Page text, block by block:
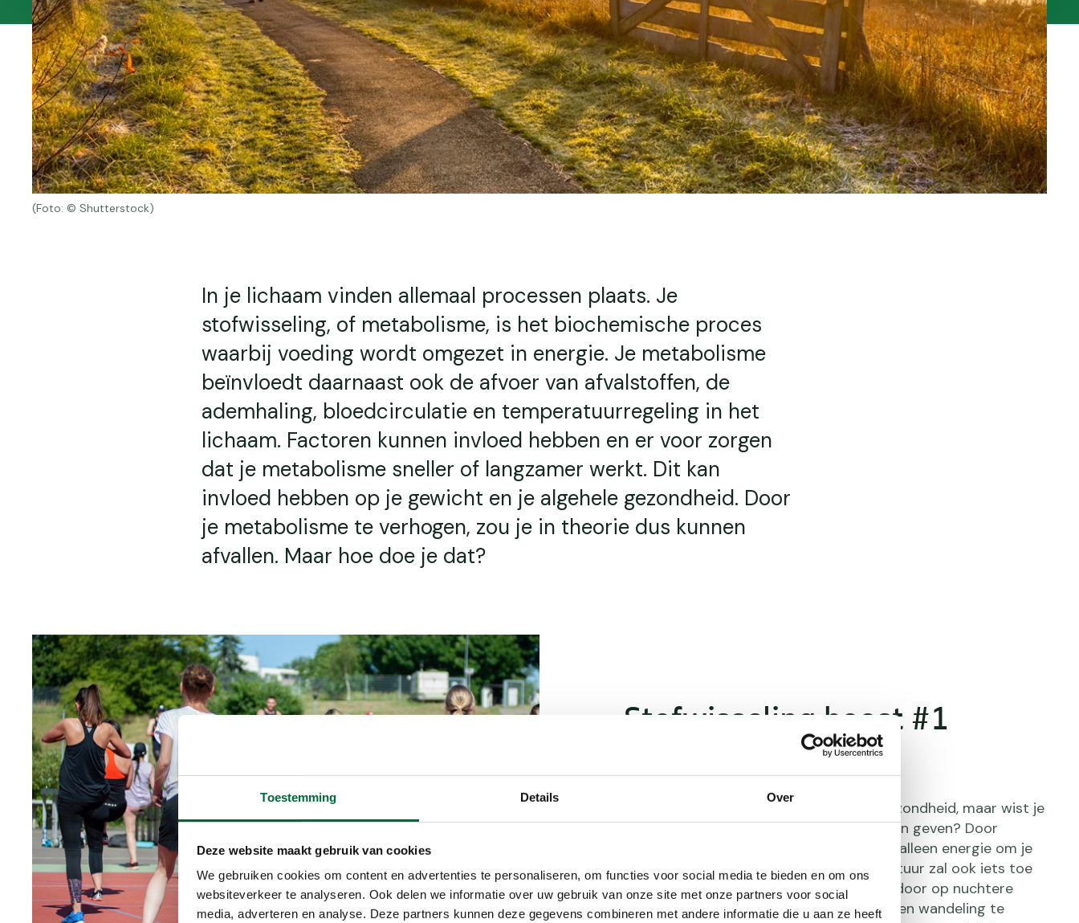
Toestemming Details Over
Deze website maakt gebruik van cookies
We gebruiken cookies om content en advertenties te personaliseren, om functies voor social media te bieden en om ons
websiteverkeer te analyseren. Ook delen we informatie over uw gebruik van onze site met onze partners voor social
media, adverteren en analyse. Deze partners kunnen deze gegevens combineren met andere informatie die u aan ze heeft
(Foto: © Shutterstock)
In je lichaam vinden allemaal processen plaats. Je
stofwisseling, of metabolisme, is het biochemische proces
waarbij voeding wordt omgezet in energie. Je metabolisme
beïnvloedt daarnaast ook de afvoer van afvalstoffen, de
ademhaling, bloedcirculatie en temperatuurregeling in het
lichaam. Factoren kunnen invloed hebben en er voor zorgen
dat je metabolisme sneller of langzamer werkt. Dit kan
invloed hebben op je gewicht en je algehele gezondheid. Door
je metabolisme te verhogen, zou je in theorie dus kunnen
afvallen. Maar hoe doe je dat?
Stofwisseling boost #1
Bewegen biedt vele voordelen voor je gezondheid, maar wist je
dat het je metabolisme ook een boost kan geven? Door
bijvoorbeeld te wandelen verbruik je niet alleen energie om je
lichaam te bewegen, je lichaamstemperatuur zal ook iets toe
nemen. Je kunt dit effect nog vergroten door op nuchtere
maag, dus ’s ochtends voor het ontbijt, een wandeling te